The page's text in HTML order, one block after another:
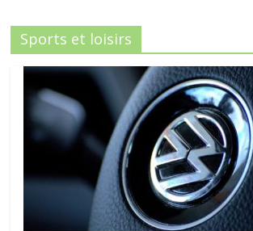
Sports et loisirs